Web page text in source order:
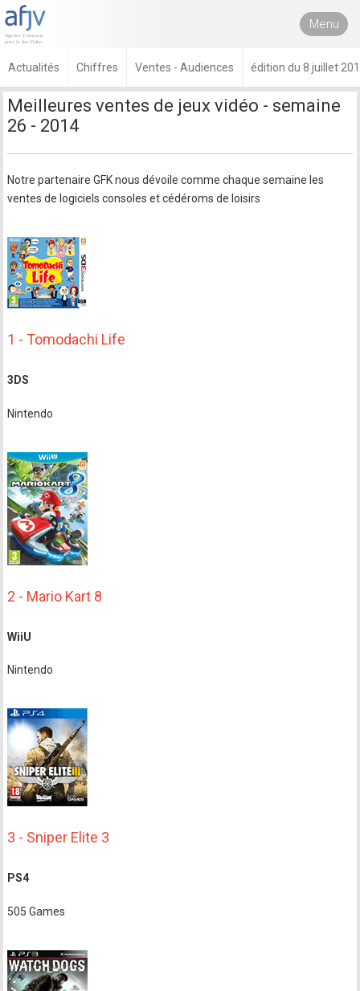
Menu
Actualités Chiffres Ventes - Audiences édition du 8 juillet
Meilleures ventes de jeux vidéo - semaine
26 - 2014
Notre partenaire GFK nous dévoile comme chaque semaine les
ventes de logiciels consoles et cédéroms de loisirs
1 - Tomodachi Life
3DS
Nintendo
2 - Mario Kart 8
WiiU
Nintendo
3 - Sniper Elite 3
PS4
505 Games